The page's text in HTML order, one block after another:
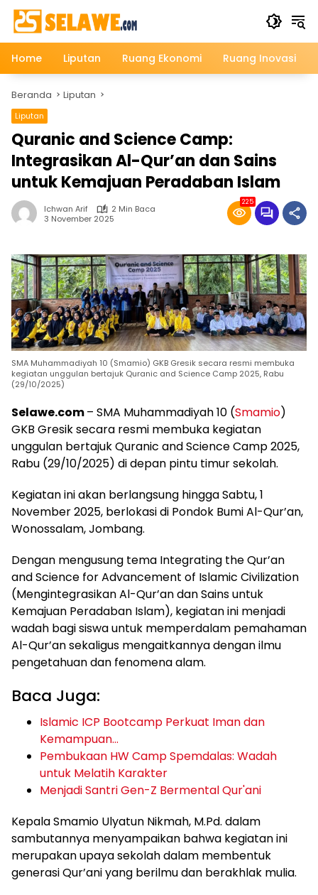
Langsung
konten
Home
Liputan Ruang Ekonomi Ruang Inovasi
Beranda Liputan
Liputan
Quranic and Science Camp:
Integrasikan Al-Qur’an dan Sains
untuk Kemajuan Peradaban Islam
Ichwan Arif
2 Min Baca
3 November 2025
225
SMA Muhammadiyah 10 (Smamio) GKB Gresik secara resmi membuka
kegiatan unggulan bertajuk Quranic and Science Camp 2025, Rabu
(29/10/2025)
Selawe.com– SMA Muhammadiyah 10 (Smamio)
GKB Gresik secara resmi membuka kegiatan
unggulan bertajuk Quranic and Science Camp 2025,
Rabu (29/10/2025) di depan pintu timur sekolah.
Kegiatan ini akan berlangsung hingga Sabtu, 1
November 2025, berlokasi di Pondok Bumi Al-Qur’an,
Wonossalam, Jombang.
Dengan mengusung tema Integrating the Qur’an
and Science for Advancement of Islamic Civilization
(Mengintegrasikan Al-Qur’an dan Sains untuk
Kemajuan Peradaban Islam), kegiatan ini menjadi
wadah bagi siswa untuk memperdalam pemahaman
Al-Qur’an sekaligus mengaitkannya dengan ilmu
pengetahuan dan fenomena alam.
Baca Juga:
Islamic ICP Bootcamp Perkuat Iman dan
Kemampuan…
Pembukaan HW Camp Spemdalas: Wadah
untuk Melatih Karakter
Menjadi Santri Gen-Z Bermental Qur'ani
Kepala Smamio Ulyatun Nikmah, M.Pd. dalam
sambutannya menyampaikan bahwa kegiatan ini
merupakan upaya sekolah dalam membentuk
generasi Qur’ani yang berilmu dan berakhlak mulia.